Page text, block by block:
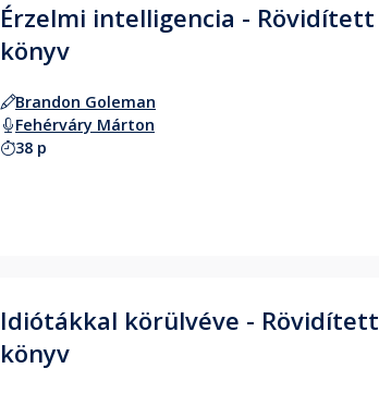
Érzelmi intelligencia - Rövidített
könyv
Brandon Goleman
Fehérváry Márton
38 p
Idiótákkal körülvéve - Rövidített
könyv